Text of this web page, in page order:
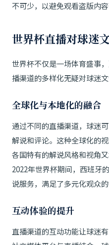
不可少，以避免观看盗版内容
世界杯直播对球迷
世界杯不仅是一场体育盛事
播渠道的多样化无疑对球迷
全球化与本地化的融合
通过不同的直播渠道，球迷
解说和评论。这种全球化的
各国特有的解说风格和视角
2022年世界杯期间，西班牙
说服务，满足了多元化观众的
互动体验的提升
直播渠道的互动功能让球迷